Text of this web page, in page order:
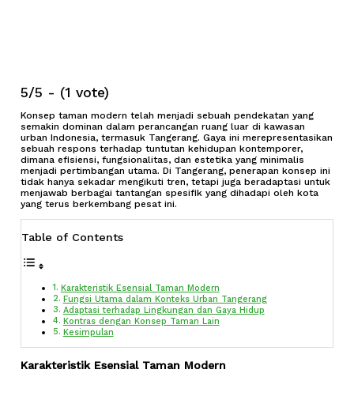
5/5 - (1 vote)
Konsep taman modern telah menjadi sebuah pendekatan yang
semakin dominan dalam perancangan ruang luar di kawasan
urban Indonesia, termasuk Tangerang. Gaya ini merepresentasikan
sebuah respons terhadap tuntutan kehidupan kontemporer,
dimana efisiensi, fungsionalitas, dan estetika yang minimalis
menjadi pertimbangan utama. Di Tangerang, penerapan konsep ini
tidak hanya sekadar mengikuti tren, tetapi juga beradaptasi untuk
menjawab berbagai tantangan spesifik yang dihadapi oleh kota
yang terus berkembang pesat ini.
Table of Contents
Karakteristik Esensial Taman Modern
Fungsi Utama dalam Konteks Urban Tangerang
Adaptasi terhadap Lingkungan dan Gaya Hidup
Kontras dengan Konsep Taman Lain
Kesimpulan
Karakteristik Esensial Taman Modern